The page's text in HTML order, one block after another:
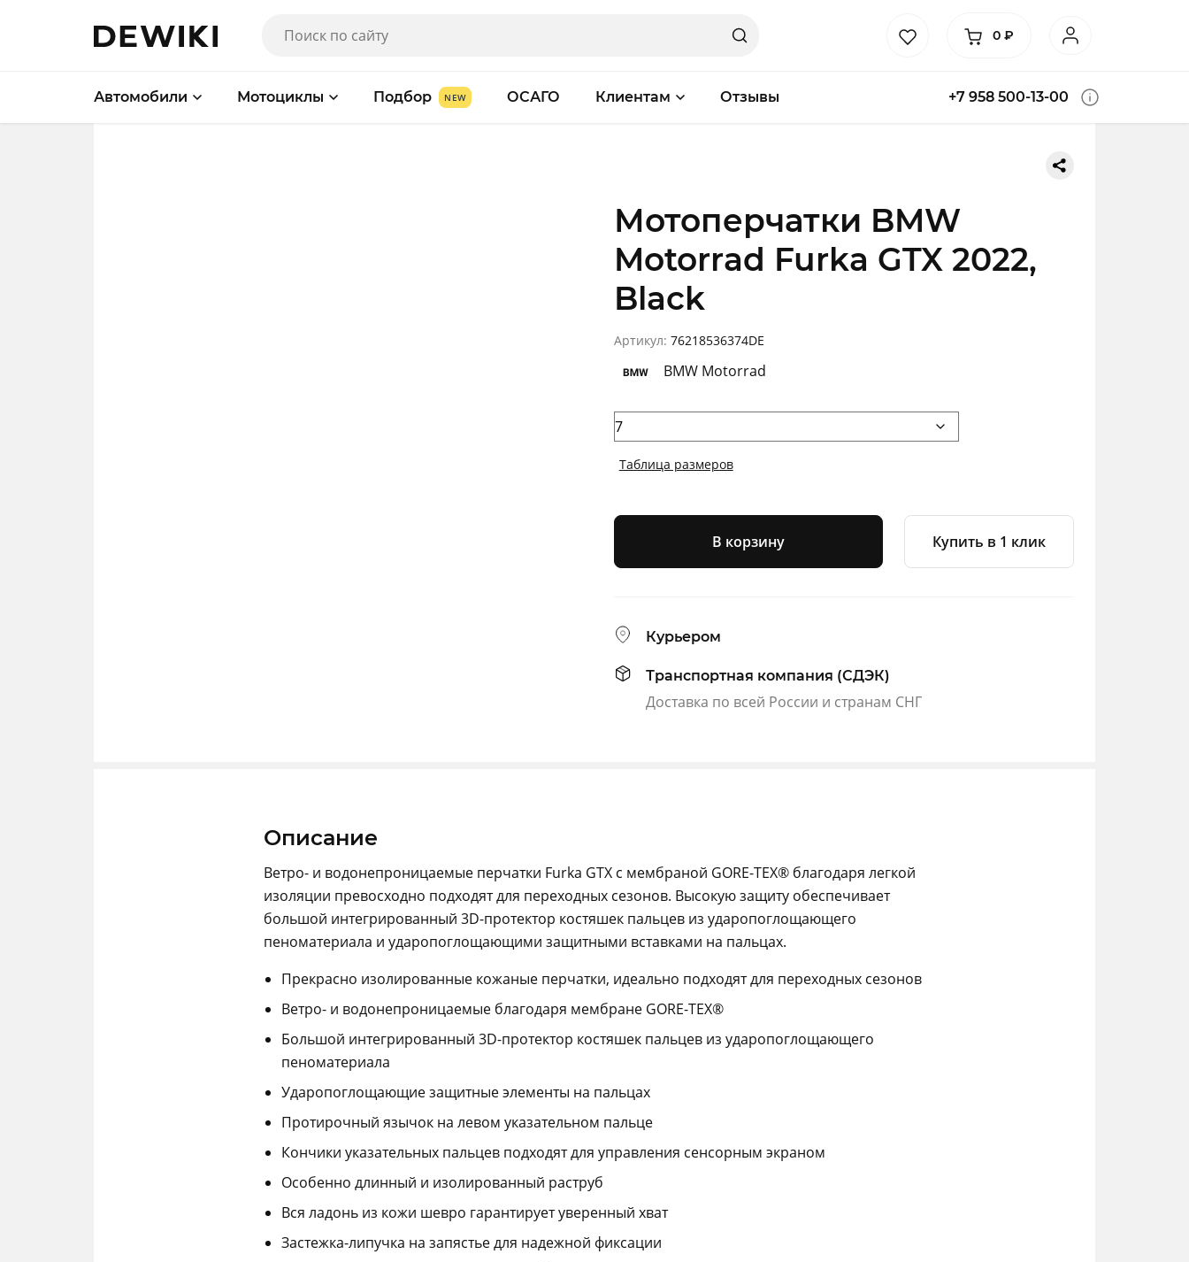
0 ₽
Автомобили Мотоциклы Подбор ОСАГО Клиентам Отзывы +7 958 500-13-00
Мотоперчатки BMW
Motorrad Furka GTX 2022,
Black
Артикул: 76218536374DE
BMW Motorrad
Таблица размеров
В корзину Купить в 1 клик
Курьером
Транспортная компания (СДЭК)
Доставка по всей России и странам СНГ
Описание
Ветро- и водонепроницаемые перчатки Furka GTX с мембраной GORE-TEX® благодаря легкой
изоляции превосходно подходят для переходных сезонов. Высокую защиту обеспечивает
большой интегрированный 3D-протектор костяшек пальцев из ударопоглощающего
пеноматериала и ударопоглощающими защитными вставками на пальцах.
Прекрасно изолированные кожаные перчатки, идеально подходят для переходных сезонов
Ветро- и водонепроницаемые благодаря мембране GORE-TEX®
Большой интегрированный 3D-протектор костяшек пальцев из ударопоглощающего
пеноматериала
Ударопоглощающие защитные элементы на пальцах
Протирочный язычок на левом указательном пальце
Кончики указательных пальцев подходят для управления сенсорным экраном
Особенно длинный и изолированный раструб
Вся ладонь из кожи шевро гарантирует уверенный хват
Застежка-липучка на запястье для надежной фиксации